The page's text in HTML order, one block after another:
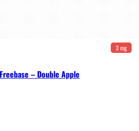
3 mg
– Double Apple